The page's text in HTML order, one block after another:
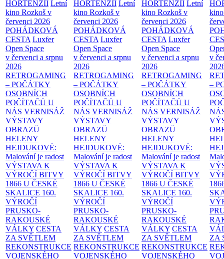
HORTENZIÍ Letní
kino Rozkoš v
červenci 2026
POHÁDKOVÁ
CESTA Luxfer
Open Space
v červenci a srpnu
2026
RETROGAMING
– POČÁTKY
OSOBNÍCH
POČÍTAČŮ U
NÁS VERNISÁŽ
VÝSTAVY
OBRAZŮ
HELENY
HEJDUKOVÉ:
Malování je radost
VÝSTAVA K
VÝROČÍ BITVY
1866 U ČESKÉ
SKALICE 160.
VÝROČÍ
PRUSKO-
RAKOUSKÉ
VÁLKY CESTA
ZA SVĚTLEM
REKONSTRUKCE
VOJENSKÉHO
HORTENZIÍ Letní
kino Rozkoš v
červenci 2026
POHÁDKOVÁ
CESTA Luxfer
Open Space
v červenci a srpnu
2026
RETROGAMING
– POČÁTKY
OSOBNÍCH
POČÍTAČŮ U
NÁS VERNISÁŽ
VÝSTAVY
OBRAZŮ
HELENY
HEJDUKOVÉ:
Malování je radost
VÝSTAVA K
VÝROČÍ BITVY
1866 U ČESKÉ
SKALICE 160.
VÝROČÍ
PRUSKO-
RAKOUSKÉ
VÁLKY CESTA
ZA SVĚTLEM
REKONSTRUKCE
VOJENSKÉHO
HORTENZIÍ Letní
kino Rozkoš v
červenci 2026
POHÁDKOVÁ
CESTA Luxfer
Open Space
v červenci a srpnu
2026
RETROGAMING
– POČÁTKY
OSOBNÍCH
POČÍTAČŮ U
NÁS VERNISÁŽ
VÝSTAVY
OBRAZŮ
HELENY
HEJDUKOVÉ:
Malování je radost
VÝSTAVA K
VÝROČÍ BITVY
1866 U ČESKÉ
SKALICE 160.
VÝROČÍ
PRUSKO-
RAKOUSKÉ
VÁLKY CESTA
ZA SVĚTLEM
REKONSTRUKCE
VOJENSKÉHO
v
–
ZA